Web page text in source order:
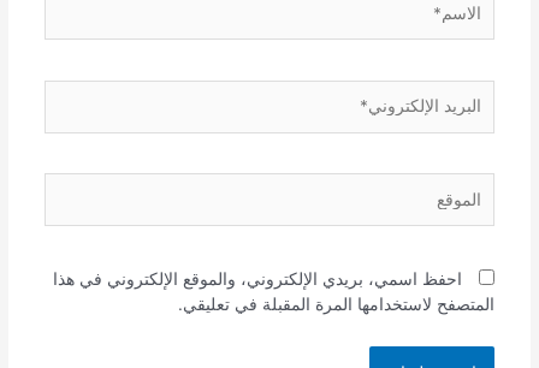
الإلكتروني*
احفظ اسمي، بريدي الإلكتروني، والموقع الإلكتروني في هذا
المتصفح لاستخدامها المرة المقبلة في تعليقي.